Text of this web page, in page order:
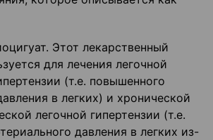
Этот лекарственный
для лечения легочной
(т.е. повышенного
в легких) и хронической
легочной гипертензии (т.е.
давления в легких из-